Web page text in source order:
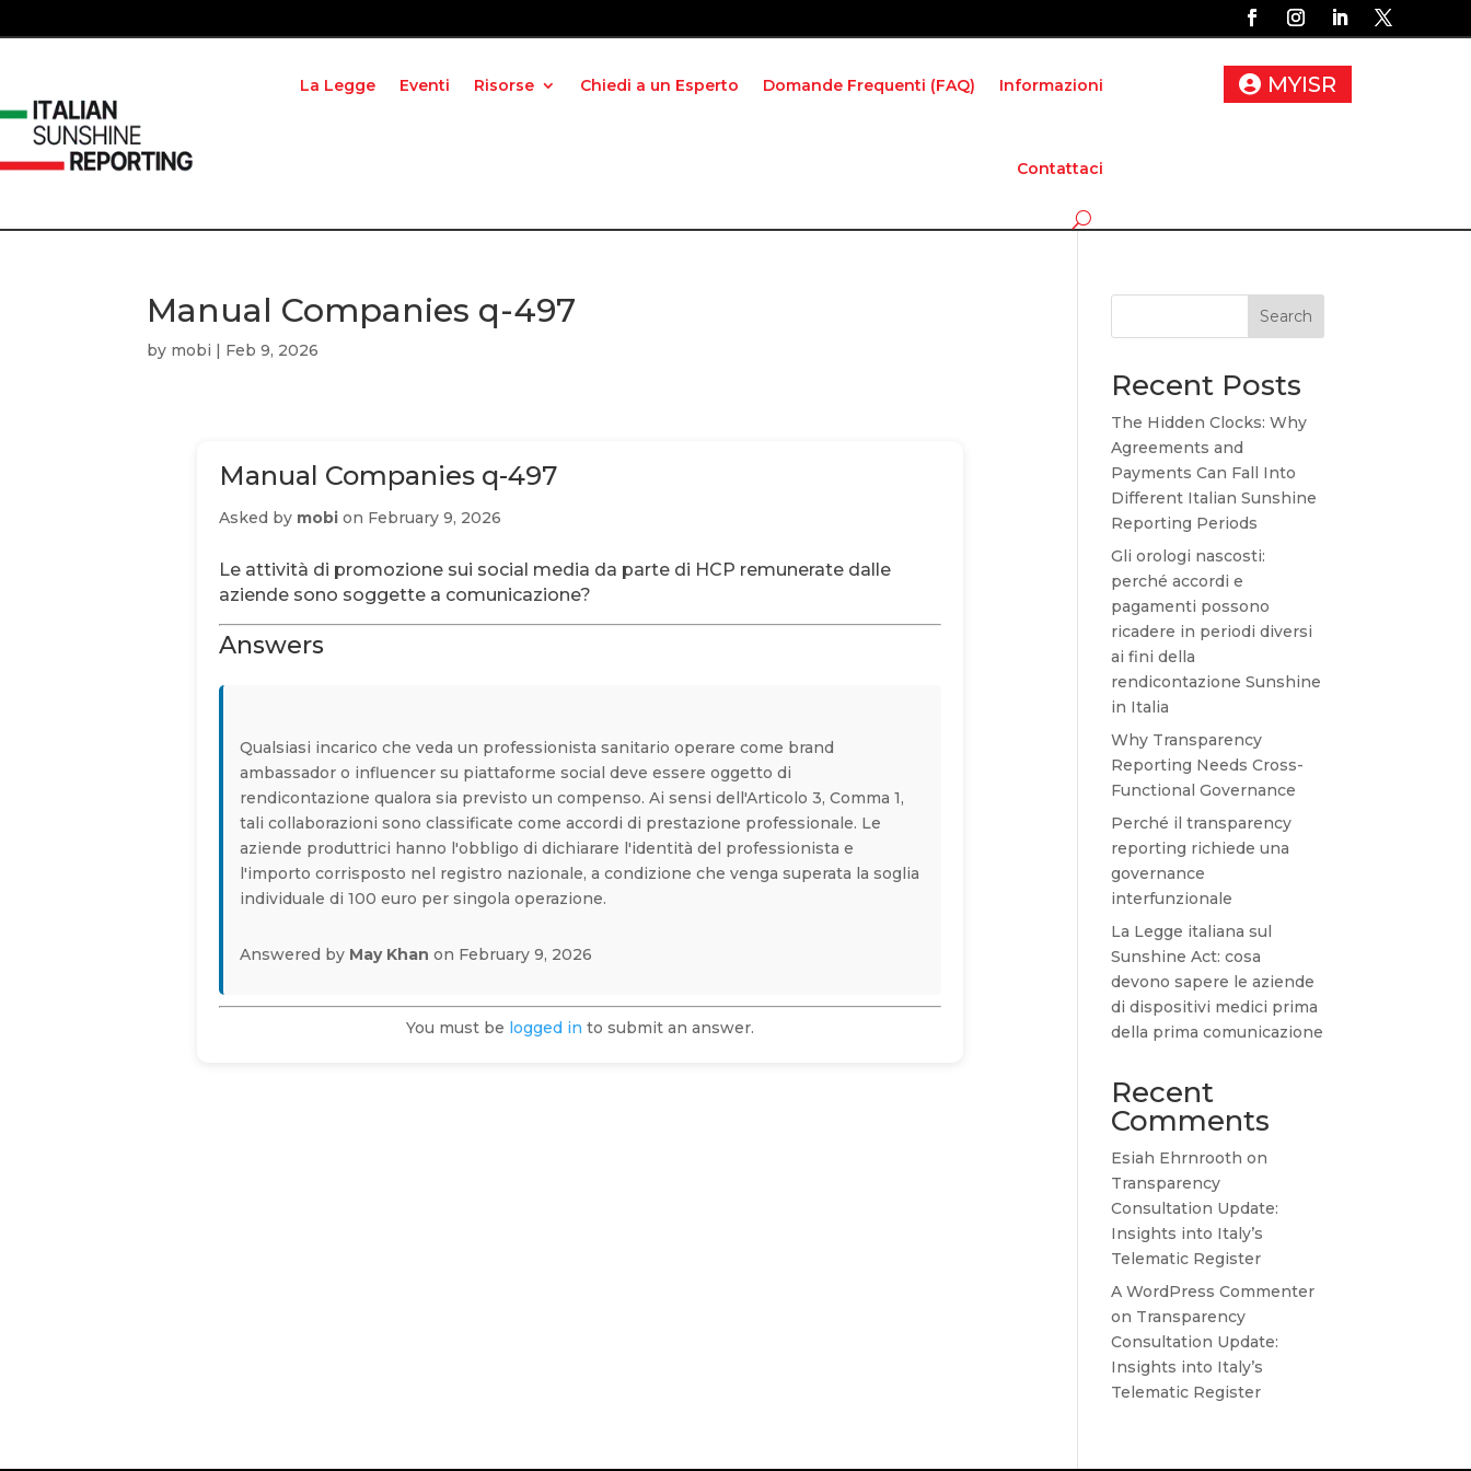
La Legge Eventi Risorse Chiedi a un Esperto Domande Frequenti (FAQ) Informazioni
Contattaci
MYISR
Manual Companies q-497
by mobi | Feb 9, 2026
Manual Companies q-497
Asked by mobi on February 9, 2026
Le attività di promozione sui social media da parte di HCP remunerate dalle
aziende sono soggette a comunicazione?
Answers
Qualsiasi incarico che veda un professionista sanitario operare come brand
ambassador o influencer su piattaforme social deve essere oggetto di
rendicontazione qualora sia previsto un compenso. Ai sensi dell'Articolo 3, Comma 1,
tali collaborazioni sono classificate come accordi di prestazione professionale. Le
aziende produttrici hanno l'obbligo di dichiarare l'identità del professionista e
l'importo corrisposto nel registro nazionale, a condizione che venga superata la soglia
individuale di 100 euro per singola operazione.
Answered by May Khan on February 9, 2026
You must be logged in to submit an answer.
Search
Recent Posts
The Hidden Clocks: Why
Agreements and
Payments Can Fall Into
Different Italian Sunshine
Reporting Periods
Gli orologi nascosti:
perché accordi e
pagamenti possono
ricadere in periodi diversi
ai fini della
rendicontazione Sunshine
in Italia
Why Transparency
Reporting Needs Cross-
Functional Governance
Perché il transparency
reporting richiede una
governance
interfunzionale
La Legge italiana sul
Sunshine Act: cosa
devono sapere le aziende
di dispositivi medici prima
della prima comunicazione
Recent
Comments
Esiah Ehrnrooth on
Transparency
Consultation Update:
Insights into Italy’s
Telematic Register
A WordPress Commenter
on Transparency
Consultation Update:
Insights into Italy’s
Telematic Register